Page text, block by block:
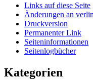
Links auf diese Seite
Änderungen an
Druckversion
Permanenter Link
Seiten­­informationen
Seitenlogbücher
Kategorien